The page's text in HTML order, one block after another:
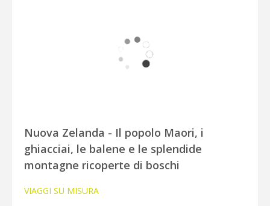
Nuova Zelanda - Il popolo Maori, i
ghiacciai, le balene e le splendide
montagne ricoperte di boschi
VIAGGI SU MISURA